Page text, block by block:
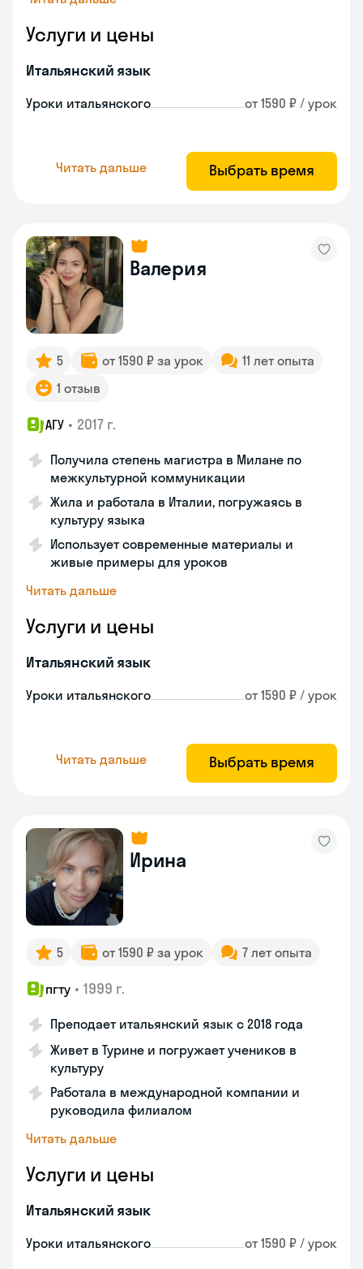
Услуги и цены
Итальянский язык
Уроки итальянского от 1590 ₽ / урок
Читать дальше Выбрать время
Валерия
5 от 1590 ₽ за урок
11 лет опыта
1 отзыв
АГУ • 2017 г.
Получила степень магистра в Милане по
межкультурной коммуникации
Жила и работала в Италии, погружаясь в
культуру языка
Использует современные материалы и
живые примеры для уроков
Читать дальше
Услуги и цены
Итальянский язык
Уроки итальянского от 1590 ₽ / урок
Читать дальше Выбрать время
Ирина
5 от 1590 ₽ за урок 7 лет опыта
пгту • 1999 г.
Преподает итальянский язык с 2018 года
Живет в Турине и погружает учеников в
культуру
Работала в международной компании и
руководила филиалом
Читать дальше
Услуги и цены
Итальянский язык
Уроки итальянского от 1590 ₽ / урок